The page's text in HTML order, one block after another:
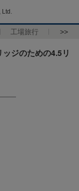
Ltd.
工場旅行 >>
ジのための4.5リ